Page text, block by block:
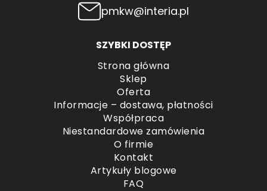
pmkw@interia.pl
SZYBKI DOSTĘP
Strona główna
Sklep
Oferta
Informacje – dostawa, płatności
Współpraca
Niestandardowe zamówienia
O firmie
Kontakt
Artykuły blogowe
FAQ